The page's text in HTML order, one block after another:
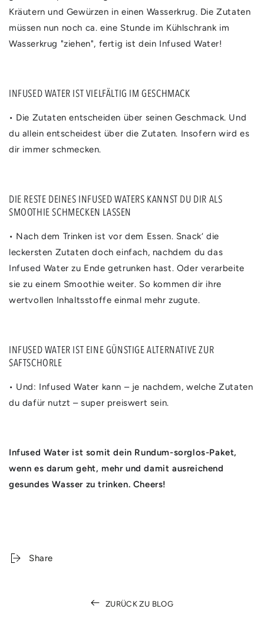
Kräutern und Gewürzen in einen Wasserkrug. Die Zutaten
müssen nun noch ca. eine Stunde im Kühlschrank im
Wasserkrug "ziehen", fertig ist dein Infused Water!
INFUSED WATER IST VIELFÄLTIG IM GESCHMACK
• Die Zutaten entscheiden über seinen Geschmack. Und
du allein entscheidest über die Zutaten. Insofern wird es
dir immer schmecken.
DIE RESTE DEINES INFUSED WATERS KANNST DU DIR ALS
SMOOTHIE SCHMECKEN LASSEN
• Nach dem Trinken ist vor dem Essen. Snack‘ die
leckersten Zutaten doch einfach, nachdem du das
Infused Water zu Ende getrunken hast. Oder verarbeite
sie zu einem Smoothie weiter. So kommen dir ihre
wertvollen Inhaltsstoffe einmal mehr zugute.
INFUSED WATER IST EINE GÜNSTIGE ALTERNATIVE ZUR
SAFTSCHORLE
• Und: Infused Water kann – je nachdem, welche Zutaten
du dafür nutzt – super preiswert sein.
Infused Water ist somit dein Rundum-sorglos-Paket,
wenn es darum geht, mehr und damit ausreichend
gesundes Wasser zu trinken. Cheers!
Share
ZURÜCK ZU BLOG